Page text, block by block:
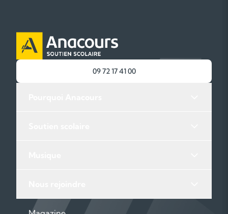
09 72 17 41 00